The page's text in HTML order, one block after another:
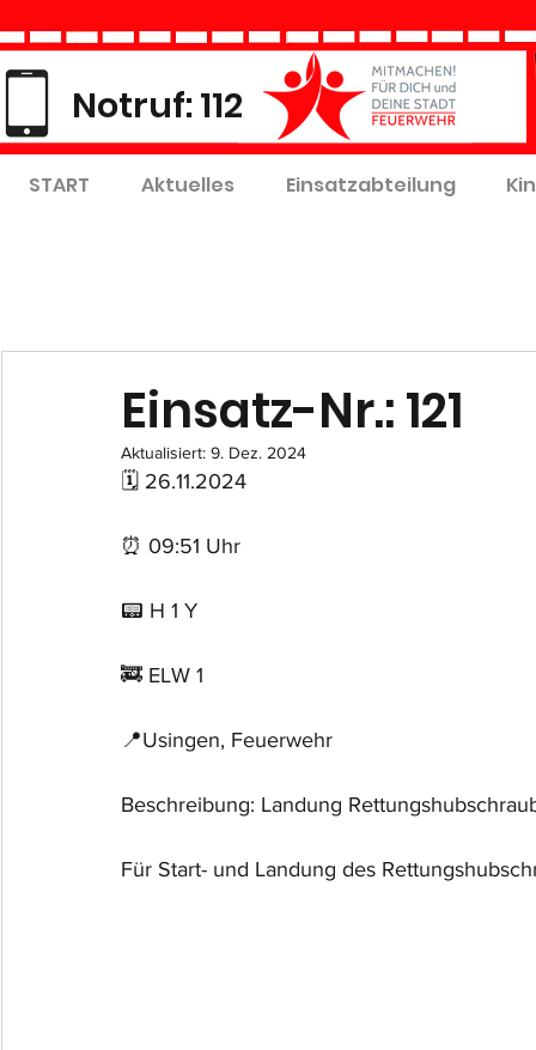
Notruf: 112
START Aktuelles Einsatzabteilung
Einsatz-Nr.: 121
Aktualisiert: 9. Dez. 2024
🗓 26.11.2024
⏰ 09:51 Uhr
📟 H 1 Y
🚒 ELW 1
📍Usingen, Feuerwehr
Beschreibung: Landung
Für Start- und Landung des